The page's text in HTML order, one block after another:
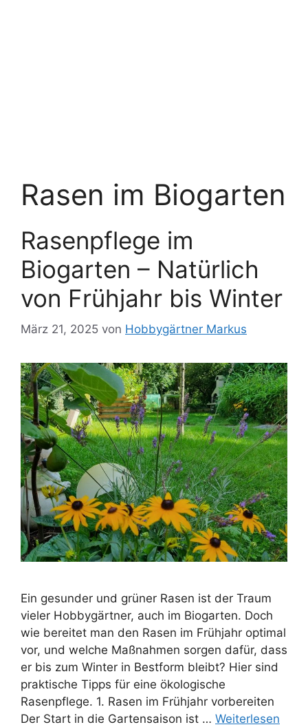
Rasen im Biogarten
Rasenpflege im
Biogarten – Natürlich
von Frühjahr bis Winter
März 21, 2025 von Hobbygärtner Markus
Ein gesunder und grüner Rasen ist der Traum
vieler Hobbygärtner, auch im Biogarten. Doch
wie bereitet man den Rasen im Frühjahr optimal
vor, und welche Maßnahmen sorgen dafür, dass
er bis zum Winter in Bestform bleibt? Hier sind
praktische Tipps für eine ökologische
Rasenpflege. 1. Rasen im Frühjahr vorbereiten
Der Start in die Gartensaison ist … Weiterlesen